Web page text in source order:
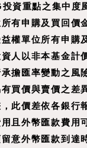
資重點之集中度
有申購及買回價
權單位所有申購
人以非本基金計
擔匯率變動之風
買價與賣價之差
此價差依各銀行
且外幣匯款費用
意外幣匯款到達